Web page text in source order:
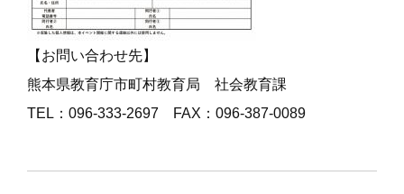
【お問い合わせ先】
熊本県教育庁市町村教育局 社会教育課
TEL：096-333-2697 FAX：096-387-0089